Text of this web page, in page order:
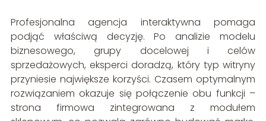
Profesjonalna agencja interaktywna pomaga
podjąć właściwą decyzję. Po analizie modelu
biznesowego, grupy docelowej i celów
sprzedażowych, eksperci doradzą, który typ witryny
przyniesie największe korzyści. Czasem optymalnym
rozwiązaniem okazuje się połączenie obu funkcji –
strona firmowa zintegrowana z modułem